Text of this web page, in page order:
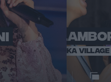
VOI TANKA VILLAGE